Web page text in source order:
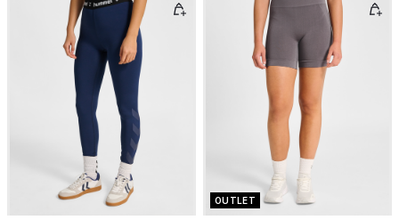
OUTLET